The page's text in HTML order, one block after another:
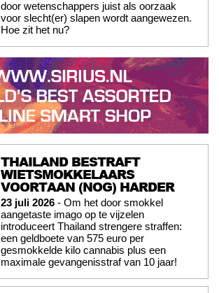
door wetenschappers juist als oorzaak
voor slecht(er) slapen wordt aangewezen.
Hoe zit het nu?
THAILAND BESTRAFT
WIETSMOKKELAARS
VOORTAAN (NOG) HARDER
23 juli 2026 - Om het door smokkel
aangetaste imago op te vijzelen
introduceert Thailand strengere straffen:
een geldboete van 575 euro per
gesmokkelde kilo cannabis plus een
maximale gevangenisstraf van 10 jaar!